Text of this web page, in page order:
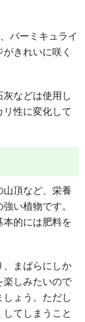
バーミキュライ
きれいに咲く
などは使用し
性に変化して
頂など、栄養
い植物です。
的には肥料を
、まばらにしか
しみたいので
ょう。ただし
てしまうこと